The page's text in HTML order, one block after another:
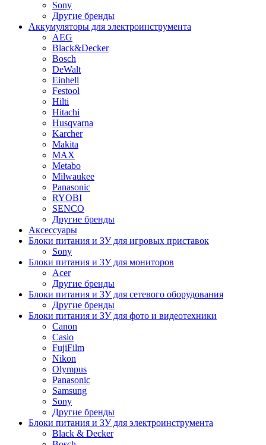
Sony
Другие бренды
Аккумуляторы для электроинструмента
AEG
Black&Decker
Bosch
DeWalt
Einhell
Festool
Hilti
Hitachi
Husqvarna
Karcher
Makita
MAX
Metabo
Milwaukee
Panasonic
RYOBI
SENCO
Другие бренды
Аксессуары
Блоки питания и ЗУ для игровых приставок
Sony
Блоки питания и ЗУ для мониторов
Acer
Другие бренды
Блоки питания и ЗУ для сетевого оборудования
Другие бренды
Блоки питания и ЗУ для фото и видеотехники
Canon
Casio
FujiFilm
Nikon
Olympus
Panasonic
Samsung
Sony
Другие бренды
Блоки питания и ЗУ для электроинструмента
Black & Decker